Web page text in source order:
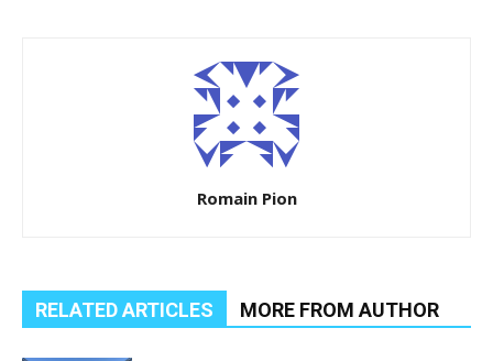
Romain Pion
RELATED ARTICLES MORE FROM AUTHOR